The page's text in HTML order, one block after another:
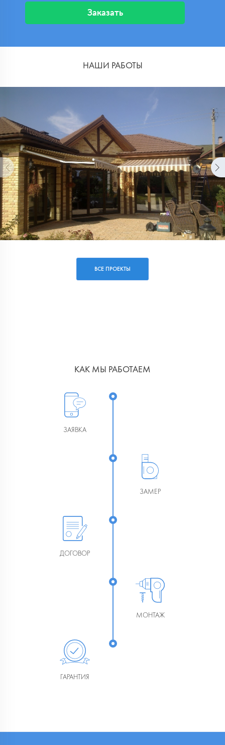
электрического привода. Дополнительно могут
быть установлены датчики освещённости и ветра.
телефону и получите бесплатную консультацию и
Заказать
НАШИ РАБОТЫ
ВСЕ ПРОЕКТЫ
КАК МЫ РАБОТАЕМ
ЗАЯВКА
ЗАМЕР
ДОГОВОР
МОНТАЖ
ГАРАНТИЯ